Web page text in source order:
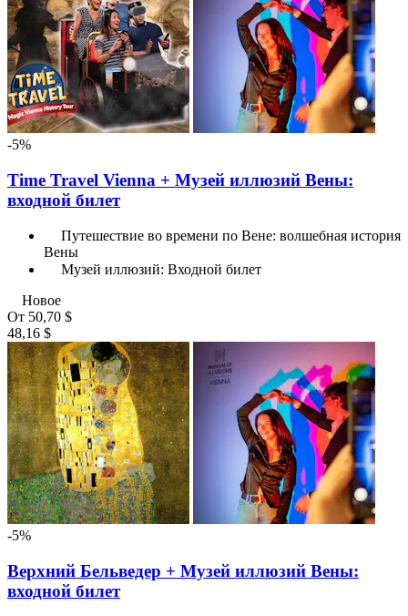
-5%
Time Travel Vienna + Музей иллюзий Вены:
входной билет
Путешествие во времени по Вене: волшебная история
Вены
Музей иллюзий: Входной билет
Новое
От 50,70 $
48,16 $
-5%
Верхний Бельведер + Музей иллюзий Вены:
входной билет